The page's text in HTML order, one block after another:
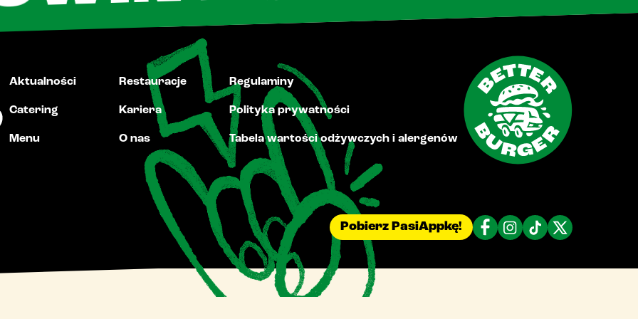
Aktualności Restauracje Regulaminy
Catering Kariera Polityka prywatności
Menu O nas Tabela wartości odżywczych i alergenów
Pobierz PasiAppkę!